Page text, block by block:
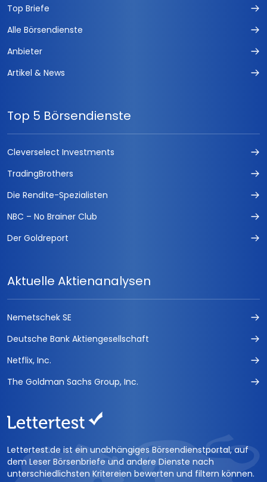
Top Briefe
Alle Börsendienste
Anbieter
Artikel & News
Top 5 Börsendienste
Cleverselect Investments
TradingBrothers
Die Rendite-Spezialisten
NBC – No Brainer Club
Der Goldreport
Aktuelle Aktienanalysen
Nemetschek SE
Deutsche Bank Aktiengesellschaft
Netflix, Inc.
The Goldman Sachs Group, Inc.
Lettertest.de ist ein unabhängiges Börsendienstportal, auf
dem Leser Börsenbriefe und andere Dienste nach
unterschiedlichsten Kritereien bewerten und filtern können.